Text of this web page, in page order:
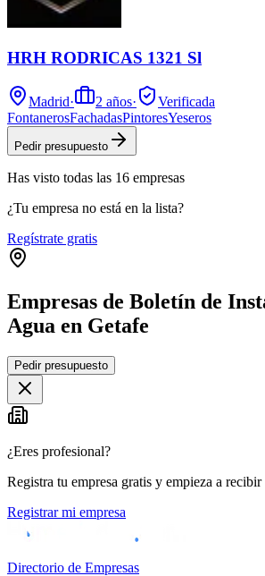
HRH RODRICAS 1321 Sl
Madrid· 2 años·
Verificada
FontanerosFachadasPintoresYeseros
Pedir presupuesto
Has visto todas las 16 empresas
¿Tu empresa no está en la lista?
Regístrate gratis
Empresas de Boletín de
Agua en Getafe
+
−
Pedir presupuesto
¿Eres profesional?
Registra tu empresa gratis y empieza a recibir
Registrar mi empresa
Directorio de Empresas